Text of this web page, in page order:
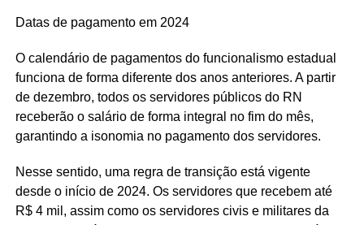
Datas de pagamento em 2024
O calendário de pagamentos do funcionalismo estadual
funciona de forma diferente dos anos anteriores. A partir
de dezembro, todos os servidores públicos do RN
receberão o salário de forma integral no fim do mês,
garantindo a isonomia no pagamento dos servidores.
Nesse sentido, uma regra de transição está vigente
desde o início de 2024. Os servidores que recebem até
R$ 4 mil, assim como os servidores civis e militares da